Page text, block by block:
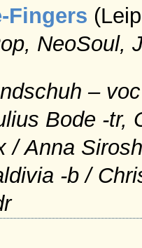
Fingers
NeoSoul,
–
Bode -tr,
/ Anna
-b /